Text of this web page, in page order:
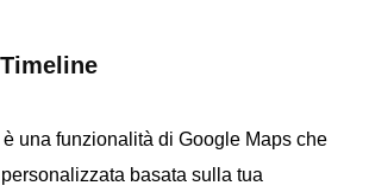
una funzionalità di Google Maps che
basata sulla tua